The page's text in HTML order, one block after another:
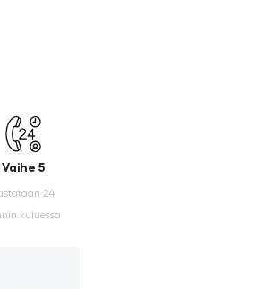
Vaihe 5
24
kuluessa